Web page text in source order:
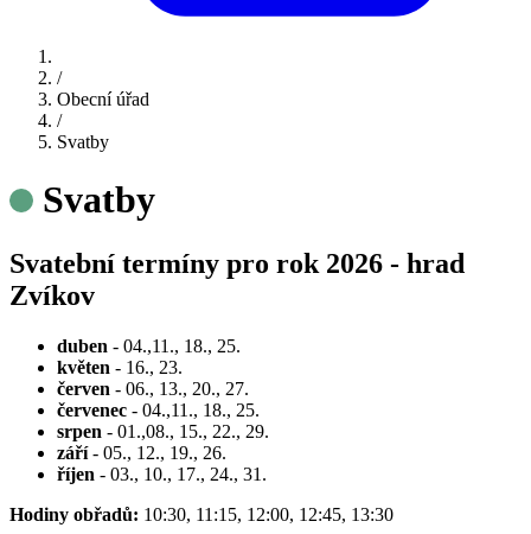
/
Obecní úřad
/
Svatby
Svatby
Svatební termíny pro rok 2026 - hrad
Zvíkov
duben - 04.,11., 18., 25.
květen - 16., 23.
červen - 06., 13., 20., 27.
červenec - 04.,11., 18., 25.
srpen - 01.,08., 15., 22., 29.
září- 05., 12., 19., 26.
říjen - 03., 10., 17., 24., 31.
Hodiny obřadů: 10:30, 11:15, 12:00, 12:45, 13:30